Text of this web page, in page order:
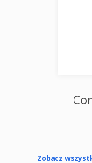
Zobacz